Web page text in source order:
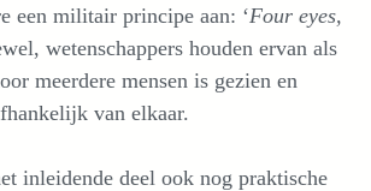
een militair principe aan: ‘Four eyes,
wetenschappers houden ervan als
meerdere mensen is gezien en
van elkaar.
inleidende deel ook nog praktische